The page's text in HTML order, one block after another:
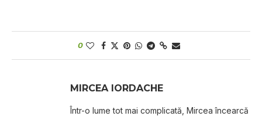
0
MIRCEA IORDACHE
Într-o lume tot mai complicată, Mircea încearcă